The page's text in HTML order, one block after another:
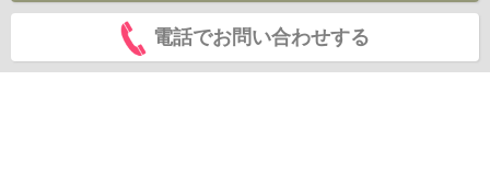
電話でお問い合わせする